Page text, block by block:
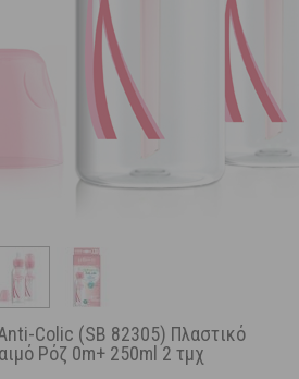
Colic (SB 82305) Πλαστικό
Ρόζ 0m+ 250ml 2 τμχ